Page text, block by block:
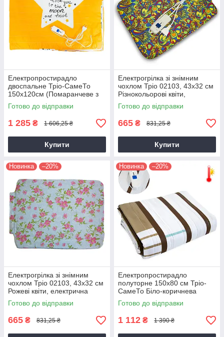
Електропростирадло
двоспальне Тріо-СамеТо
150х120см (Помаранчеве з
зірками) термопростирадло
(02102)
Готово до відправки
1 285 ₴ 1 606,25 ₴
Купити
Електрогрілка зі знімним
чохлом Тріо 02103, 43х32 см
Різнокольорові квіти,
електрична грілка |
электрогрелка
Готово до відправки
665 ₴ 831,25 ₴
Купити
Новинка –20%
Електрогрілка зі знімним
чохлом Тріо 02103, 43х32 см
Рожеві квіти, електрична
грілка | грелка электрическая
Готово до відправки
665 ₴ 831,25 ₴
Новинка –20%
Електропростирадло
полуторне 150х80 см Тріо-
СамеТо Біло-коричнева
смужка, простирадло грілка
(02101)
Готово до відправки
1 112 ₴ 1 390 ₴